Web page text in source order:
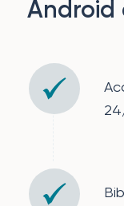
Android